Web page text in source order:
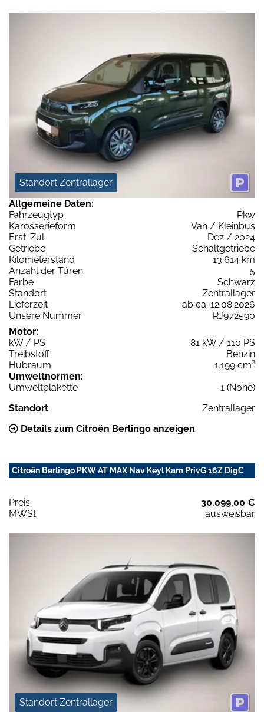
Standort Zentrallager
Allgemeine Daten:
Fahrzeugtyp
Pkw
Karosserieform
Van / Kleinbus
Erst-Zul.
Dez / 2024
Getriebe
Schaltgetriebe
Kilometerstand
13.614 km
Anzahl der Türen
5
Farbe
Schwarz
Standort
Zentrallager
Lieferzeit
ab ca. 12.08.2026
Unsere Nummer
RJ972590
Motor:
kW / PS
81 kW / 110 PS
Treibstoff
Benzin
Hubraum
1.199 cm³
Umweltnormen:
Umweltplakette
1 (None)
Standort
Zentrallager
Details zum Citroën Berlingo anzeigen
Citroën Berlingo PKW AT MAX Nav Keyl Kam PrivG 16Z DigC
Preis:
30.099,00 €
MWSt:
ausweisbar
Standort Zentrallager